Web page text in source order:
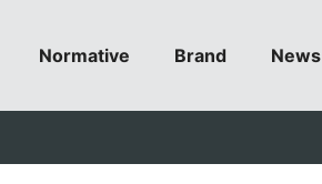
Normative Brand News